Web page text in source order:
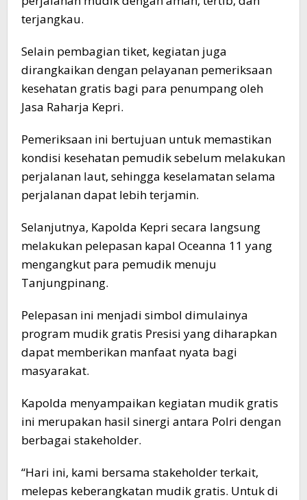
terjangkau.
Selain pembagian tiket, kegiatan juga
dirangkaikan dengan pelayanan pemeriksaan
kesehatan gratis bagi para penumpang oleh
Jasa Raharja Kepri.
Pemeriksaan ini bertujuan untuk memastikan
kondisi kesehatan pemudik sebelum melakukan
perjalanan laut, sehingga keselamatan selama
perjalanan dapat lebih terjamin.
Selanjutnya, Kapolda Kepri secara langsung
melakukan pelepasan kapal Oceanna 11 yang
mengangkut para pemudik menuju
Tanjungpinang.
Pelepasan ini menjadi simbol dimulainya
program mudik gratis Presisi yang diharapkan
dapat memberikan manfaat nyata bagi
masyarakat.
Kapolda menyampaikan kegiatan mudik gratis
ini merupakan hasil sinergi antara Polri dengan
berbagai stakeholder.
“Hari ini, kami bersama stakeholder terkait,
melepas keberangkatan mudik gratis. Untuk di